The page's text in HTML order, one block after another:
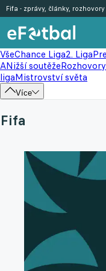
VšeChance Liga2. Liga
ANižší soutěžeRozhovory
ligaMistrovství světa
Více
Fifa - zprávy, články, rozhovory
Fifa